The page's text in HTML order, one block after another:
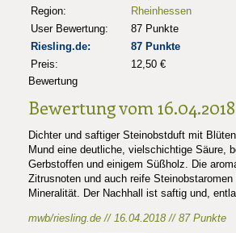
Region:
Rheinhessen
User Bewertung:
87 Punkte
Riesling.de:
87 Punkte
Preis:
12,50 €
Bewertung
Bewertung vom 16.04.2018
Dichter und saftiger Steinobstduft mit
Mund eine deutliche, vielschichtige Säure,
Gerbstoffen und einigem Süßholz. Die
Zitrusnoten und auch reife
Mineralität. Der Nachhall ist saftig und,
mwb/riesling.de // 16.04.2018 // 87 Punkte